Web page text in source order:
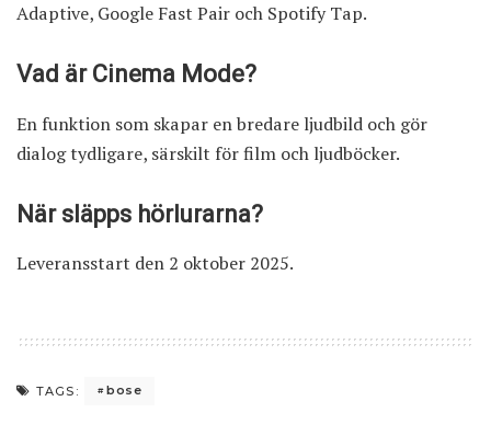
Adaptive, Google Fast Pair och Spotify Tap.
Vad är Cinema Mode?
En funktion som skapar en bredare ljudbild och gör
dialog tydligare, särskilt för film och ljudböcker.
När släpps hörlurarna?
Leveransstart den 2 oktober 2025.
TAGS: bose